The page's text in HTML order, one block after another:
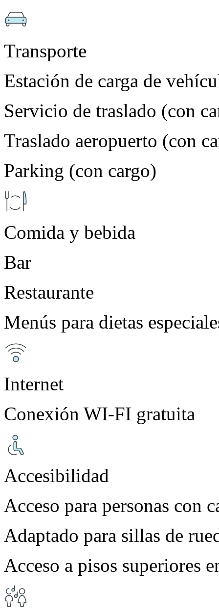
Transporte
Estación de carga de
Servicio de traslado (con
Traslado aeropuerto (con
Parking (con cargo)
Comida y bebida
Bar
Restaurante
Menús para dietas
Internet
Conexión WI-FI gratuita
Accesibilidad
Acceso para personas con
Adaptado para sillas de
Acceso a pisos superiores